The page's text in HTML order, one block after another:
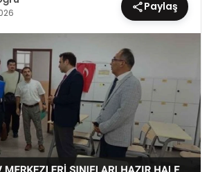
Paylaş